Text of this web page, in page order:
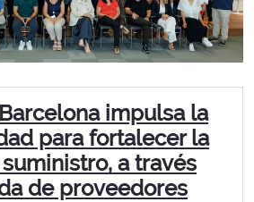
impulsa la
para fortalecer la
a través
de proveedores